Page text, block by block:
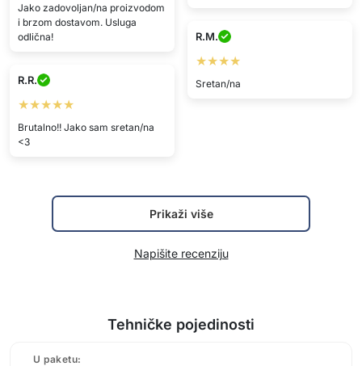
Jako zadovoljan/na proizvodom
i brzom dostavom. Usluga
odlična!
R.M.
★★★★
Sretan/na
R.R.
★★★★★
Brutalno!! Jako sam sretan/na
<3
Prikaži više
Napišite recenziju
Tehničke pojedinosti
U paketu: